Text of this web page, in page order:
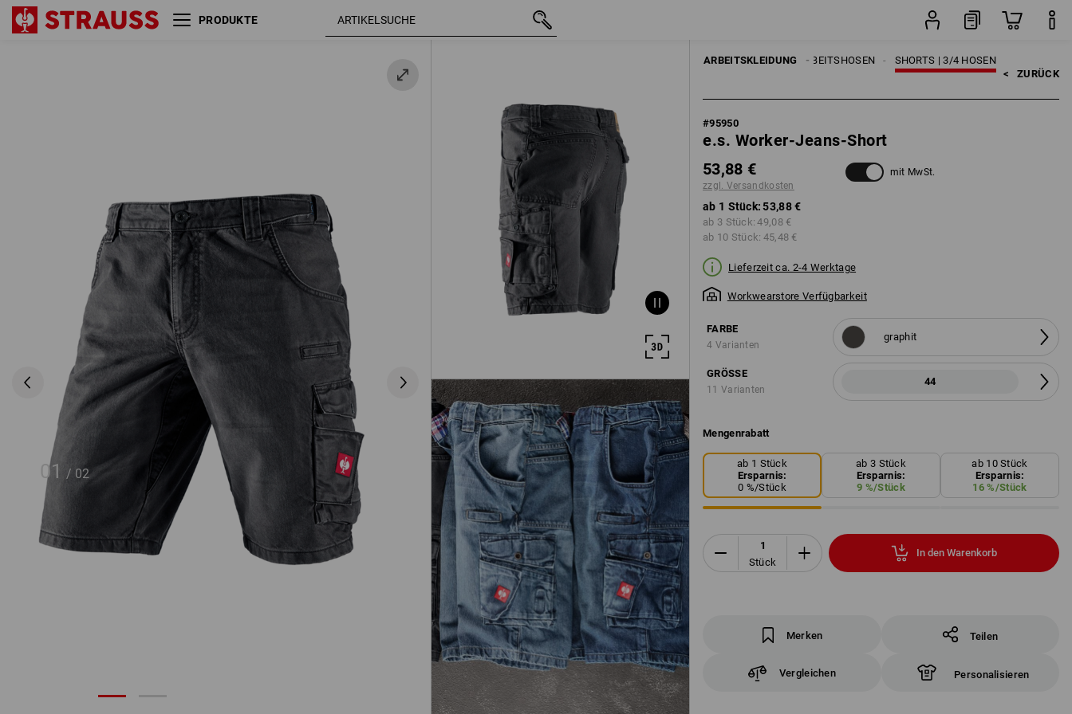
PRODUKTE
01 / 02
ARBEITSKLEIDUNG SHORTS | 3/4 HOSEN
ARBEITSHOSEN
HERREN
< ZURÜCK
#95950
e.s. Worker-Jeans-Short
53,88 €
zzgl. Versandkosten
mit MwSt.
ab 1 Stück: 53,88 €
ab 3 Stück: 49,08 €
ab 10 Stück: 45,48 €
Lieferzeit ca. 2-4 Werktage
Workwearstore Verfügbarkeit
FARBE
4 Varianten
graphit
GRÖSSE
11 Varianten
44
Mengenrabatt
ab 1 Stück
Ersparnis:
0 %/Stück
ab 3 Stück
Ersparnis:
9 %/Stück
ab 10 Stück
Ersparnis:
16 %/Stück
Stück
In den Warenkorb
Merken Teilen
Vergleichen Personalisieren
graphit 44 53,88 €